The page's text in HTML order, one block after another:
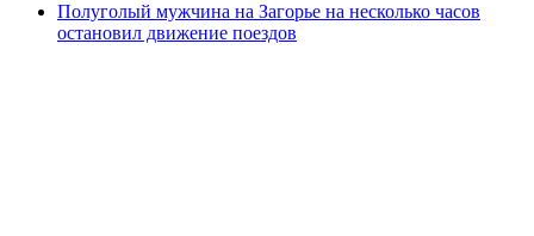
Полуголый мужчина на Загорье на несколько часов
остановил движение поездов